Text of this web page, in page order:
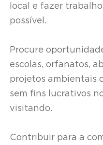
local e fazer
possível.
Procure
escolas, orfanatos,
projetos ambientais
sem fins lucrativos
visitando.
Contribuir para a